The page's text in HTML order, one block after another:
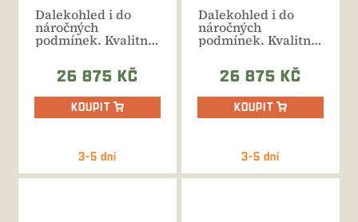
3-5 dní
Dalekohled i do
náročných
podmínek. Kvalitní
optika, široké zorné
26 875 KČ
KOUPIT
3-5 dní
Dalekohled i do
náročných
podmínek. Kvalitní
optika, široké zorné
26 875 KČ
KOUPIT